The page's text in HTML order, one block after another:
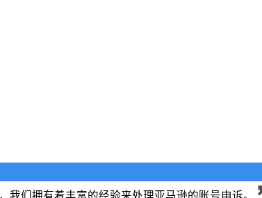
们拥有着丰富的经验来处理亚马逊的账号申诉。